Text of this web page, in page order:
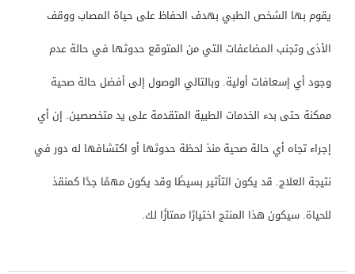
يقوم بها الشخص الطبي بهدف الحفاظ على حياة المصاب ووقف
الأذى وتجنب المضاعفات التي من المتوقع حدوثها في حالة عدم
وجود أي إسعافات أولية. وبالتالي الوصول إلى أفضل حالة صحية
ممكنة حتى بدء الخدمات الطبية المتقدمة على يد متخصصين. إن أي
إجراء تجاه أي حالة صحية منذ لحظة حدوثها أو اكتشافها له دور في
نتيجة العلاج. قد يكون التأثير بسيطًا وقد يكون مهمًا جدًا كمنقذ
للحياة. سيكون هذا المنتج اختيارًا ممتازًا لك.